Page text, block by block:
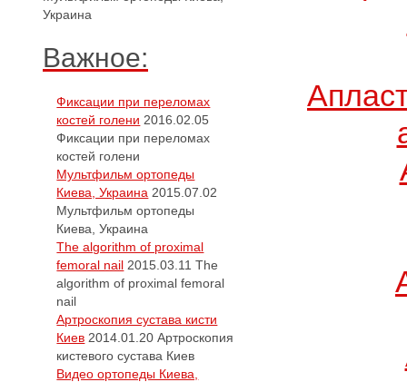
Украина
Важное:
Фиксации при переломах
костей голени 2016.02.05
Фиксации при переломах
костей голени
Мультфильм ортопеды
Киева, Украина 2015.07.02
Мультфильм ортопеды
Киева, Украина
The algorithm of proximal
femoral nail 2015.03.11 The
algorithm of proximal femoral
nail
Артроскопия сустава кисти
Киев 2014.01.20 Артроскопия
кистевого сустава Киев
Видео ортопеды Киева,